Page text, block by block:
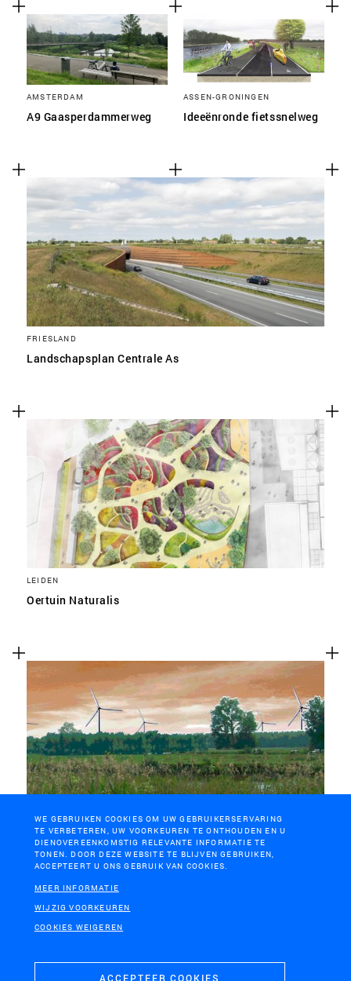
AMSTERDAM
A9 Gaasperdammerweg
ASSEN-GRONINGEN
Ideeënronde fietssnelweg
FRIESLAND
Landschapsplan Centrale As
LEIDEN
Oertuin Naturalis
OOST-VLAANDEREN
Windenergie E40-zone
WE GEBRUIKEN COOKIES OM UW GEBRUIKERSERVARING
TE VERBETEREN, UW VOORKEUREN TE ONTHOUDEN EN U
DIENOVEREENKOMSTIG RELEVANTE INFORMATIE TE
TONEN. DOOR DEZE WEBSITE TE BLIJVEN GEBRUIKEN,
ACCEPTEERT U ONS GEBRUIK VAN COOKIES.
MEER INFORMATIE
WIJZIG VOORKEUREN
COOKIES WEIGEREN
ACCEPTEER COOKIES